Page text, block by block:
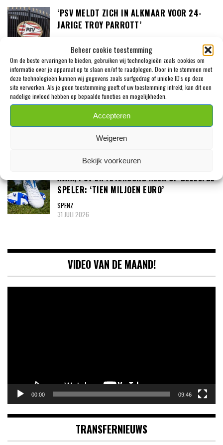
Beheer cookie toestemming
Om de beste ervaringen te bieden, gebruiken wij technologieën zoals cookies om
informatie over je apparaat op te slaan en/of te raadplegen. Door in te stemmen met
deze technologieën kunnen wij gegevens zoals surfgedrag of unieke ID's op deze
site verwerken. Als je geen toestemming geeft of uw toestemming intrekt, kan dit een
nadelige invloed hebben op bepaalde functies en mogelijkheden.
Accepteren
Weigeren
Bekijk voorkeuren
‘PSV MELDT ZICH IN ALKMAAR VOOR 24-
JARIGE TROY PARROTT’
3 AUGUSTUS 2026
MEXX MEERDINK (23) WAS BANG DAT HIJ
ZIJN OOR WAS VERLOREN
SPENZ
3 AUGUSTUS 2026
‘NOA LANG (27) ONDER ÉÉN VOORWAARDE
NAAR AJAX’
3 AUGUSTUS 2026
AJAX, PSV EN FEYENOORD AZEN OP DEZELFDE
SPELER: ‘TIEN MILJOEN EURO’
SPENZ
31 JULI 2026
VIDEO VAN DE MAAND!
00:00 09:46
TRANSFERNIEUWS